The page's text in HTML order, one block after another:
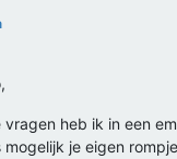
heb ik in een
je eigen